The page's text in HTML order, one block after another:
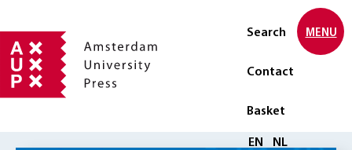
Search
Contact
Basket
Select language
EN NL
MENU